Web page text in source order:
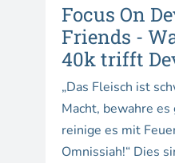
Focus On
Friends -
40k trifft
„Das Fleisch ist
Macht, bewahre es
reinige es mit
Omnissiah!“ Dies